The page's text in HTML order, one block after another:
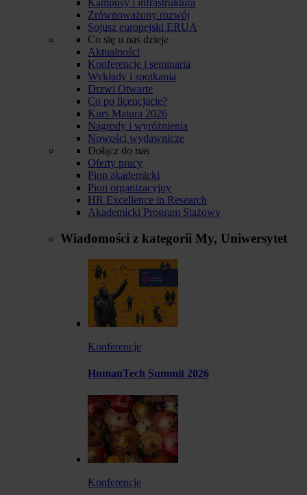
Zrównoważony rozwój
Sojusz europejski ERUA
Co się u nas dzieje
Aktualności
Konferencje i seminaria
Wykłady i spotkania
Drzwi Otwarte
Co po licencjacie?
Kurs Matura 2026
Nagrody i wyróżnienia
Nowości wydawnicze
Dołącz do nas
Oferty pracy
Pion akademicki
Pion organizacyjny
HR Excellence in Research
Akademicki Program Stażowy
Wiadomości z kategorii My, Uniwersytet
Konferencje
HumanTech Summit 2026
Konferencje